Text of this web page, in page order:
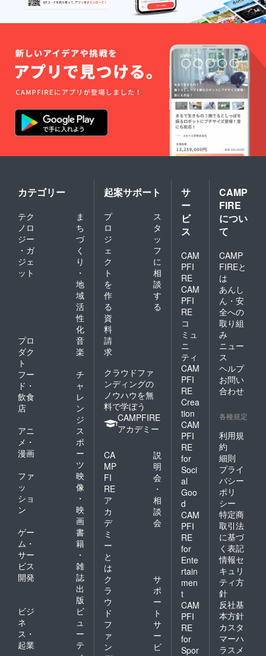
カテゴリー
テク
ノロ
ジー
・ガ
ジェ
ット
ま
ち
づ
く
り
・
地
域
活
性
化
プロ
ダク
ト
音
楽
フー
ド・
飲食
店
チ
ャ
レ
ン
ジ
アニ
メ・
漫画
ス
ポ
ー
ツ
ファ
ッ
ショ
ン
映
像
・
映
画
ゲー
ム・
サー
ビス
開発
書
籍
・
雑
誌
出
版
ビジ
ネ
ス・
起業
ビ
ュ
ー
テ
起案サポート
プ
ロ
ジ
ェ
ク
ト
を
作
る
ス
タ
ッ
フ
に
相
談
す
る
資
料
請
求
クラウドファ
ンディングの
ノウハウを無
料で学ぼう
CAMPFIRE
アカデミー
CA
MP
FI
RE
ア
カ
デ
ミ
ー
と
は
説
明
会
・
相
談
会
ク
ラ
ウ
ド
フ
ァ
ン
サ
ポ
ー
ト
サ
ー
ビ
サ
ー
ビ
ス
CAM
PFI
RE
CAM
PFI
RE
コ
ミュ
ニ
ティ
CAM
PFI
RE
Crea
tion
CAM
PFI
RE
for
Soci
al
Goo
d
CAM
PFI
RE
for
Ente
rtain
men
t
CAM
PFI
RE
for
Spor
CAMP
FIRE
につい
て
CAMP
FIREと
は
あんし
ん・安
全への
取り組
み
ニュー
ス
ヘルプ
お問い
合わせ
各種規定
利用規
約
細則
プライ
バシー
ポリ
シー
特定商
取引法
に基づ
く表記
情報セ
キュリ
ティ方
針
反社基
本方針
カスタ
マーハ
ラスメ